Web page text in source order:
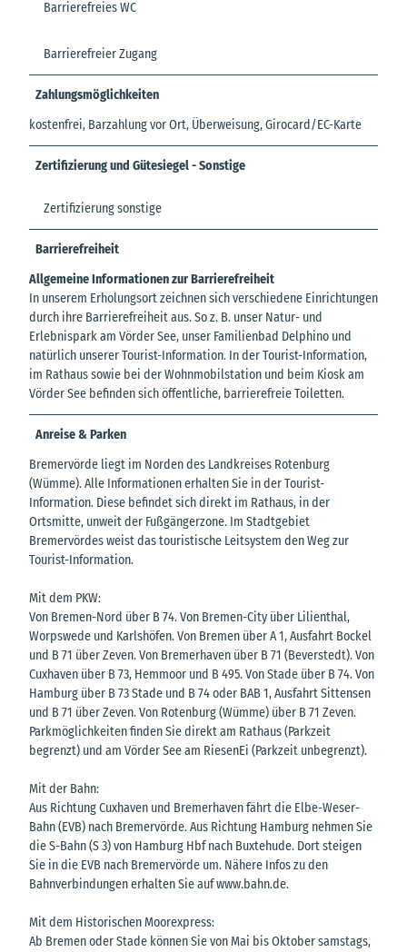
Barrierefreies WC
Barrierefreier Zugang
Zahlungsmöglichkeiten
kostenfrei, Barzahlung vor Ort, Überweisung, Girocard/EC-Karte
Zertifizierung und Gütesiegel - Sonstige
Zertifizierung sonstige
Barrierefreiheit
Allgemeine Informationen zur Barrierefreiheit
In unserem Erholungsort zeichnen sich verschiedene Einrichtungen
durch ihre Barrierefreiheit aus. So z. B. unser Natur- und
Erlebnispark am Vörder See, unser Familienbad Delphino und
natürlich unserer Tourist-Information. In der Tourist-Information,
im Rathaus sowie bei der Wohnmobilstation und beim Kiosk am
Vörder See befinden sich öffentliche, barrierefreie Toiletten.
Anreise & Parken
Bremervörde liegt im Norden des Landkreises Rotenburg
(Wümme). Alle Informationen erhalten Sie in der Tourist-
Information. Diese befindet sich direkt im Rathaus, in der
Ortsmitte, unweit der Fußgängerzone. Im Stadtgebiet
Bremervördes weist das touristische Leitsystem den Weg zur
Tourist-Information.
Mit dem PKW:
Von Bremen-Nord über B 74. Von Bremen-City über Lilienthal,
Worpswede und Karlshöfen. Von Bremen über A 1, Ausfahrt Bockel
und B 71 über Zeven. Von Bremerhaven über B 71 (Beverstedt). Von
Cuxhaven über B 73, Hemmoor und B 495. Von Stade über B 74. Von
Hamburg über B 73 Stade und B 74 oder BAB 1, Ausfahrt Sittensen
und B 71 über Zeven. Von Rotenburg (Wümme) über B 71 Zeven.
Parkmöglichkeiten finden Sie direkt am Rathaus (Parkzeit
begrenzt) und am Vörder See am RiesenEi (Parkzeit unbegrenzt).
Mit der Bahn:
Aus Richtung Cuxhaven und Bremerhaven fährt die Elbe-Weser-
Bahn (EVB) nach Bremervörde. Aus Richtung Hamburg nehmen Sie
die S-Bahn (S 3) von Hamburg Hbf nach Buxtehude. Dort steigen
Sie in die EVB nach Bremervörde um. Nähere Infos zu den
Bahnverbindungen erhalten Sie auf www.bahn.de.
Mit dem Historischen Moorexpress:
Ab Bremen oder Stade können Sie von Mai bis Oktober samstags,